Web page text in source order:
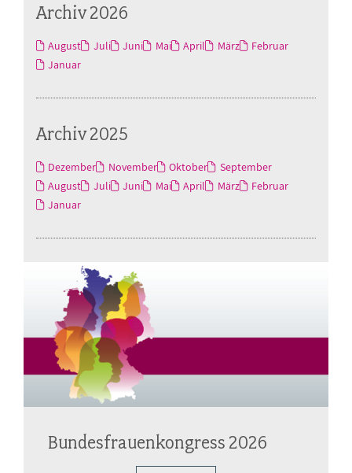
Archiv 2026
August Juli Juni Mai April März
Februar
Januar
Archiv 2025
Dezember November Oktober
September
August
Juli Juni Mai April März
Februar
Januar
Bundesfrauenkongress 2026